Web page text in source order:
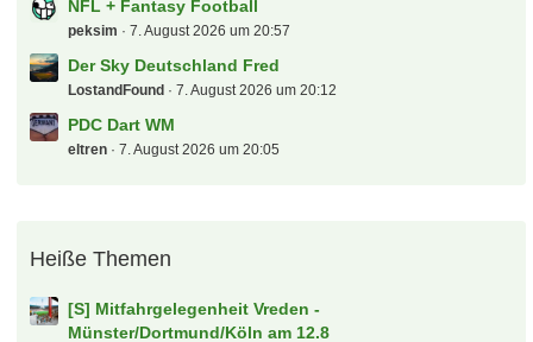
Sammelsuchfred Darts WM 26/27 - Ally Pally
jpf 7. August 2026 um 22:14
RB Leipzig
Spatzl 7. August 2026 um 21:51
2.Liga - Spieltagsgelaber
reichireich 7. August 2026 um 21:24
Eishockey-WM 2027 in Düsseldorf/Mannheim
(B) 2 x Finale Herren Hockey WM 30.8.2026
sugar 7. August 2026 um 21:08